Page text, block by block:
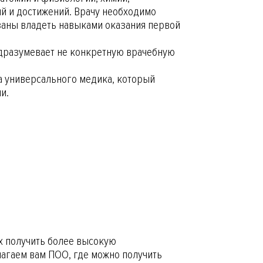
и достижений. Врачу необходимо
владеть навыками оказания первой
не конкретную врачебную
универсального медика, который
получить более высокую
вам ПОО, где можно получить